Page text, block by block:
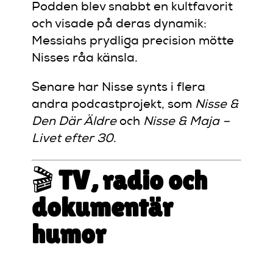
Podden blev snabbt en kultfavorit
och visade på deras dynamik:
Messiahs prydliga precision mötte
Nisses råa känsla.
Senare har Nisse synts i flera
andra podcastprojekt, som Nisse &
Den Där Äldreoch Nisse & Maja –
Livet efter 30.
🎬TV, radio och
dokumentär
humor